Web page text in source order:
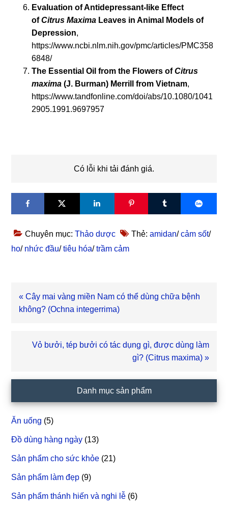
Evaluation of Antidepressant-like Effect
ofCitrus Maxima Leaves in Animal Models of
Depression,
https://www.ncbi.nlm.nih.gov/pmc/articles/PMC358
6848/
The Essential Oil from the Flowers ofCitrus
maxima (J. Burman) Merrill from Vietnam,
https://www.tandfonline.com/doi/abs/10.1080/1041
2905.1991.9697957
Có lỗi khi tải đánh giá.
Chuyên mục:Thảo dược Thẻ:amidan/cảm sốt/
ho/ nhức đầu/tiêu hóa/trầm cảm
Bài
viết
« Cây mai vàng miền Nam có thể dùng chữa bệnh
không? (Ochna integerrima)
Bài
Vỏ bưởi, tép bưởi có tác dụng gì, được dùng làm
gì? (Citrus maxima) »
chính
Danh mục sản phẩm
Ăn uống (5)
Đồ dùng hàng ngày (13)
Sản phẩm cho sức khỏe (21)
Sản phẩm làm đẹp (9)
Sản phẩm thánh hiến và nghi lễ (6)